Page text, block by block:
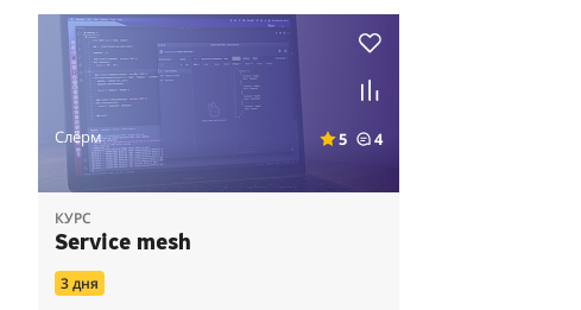
Слёрм 5 4
КУРС
Service mesh
3 дня